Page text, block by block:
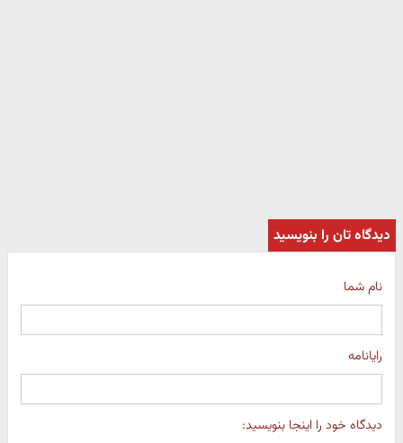
دیدگاه تان را بنویسید
نام شما
رایانامه
دیدگاه خود را اینجا بنویسید: